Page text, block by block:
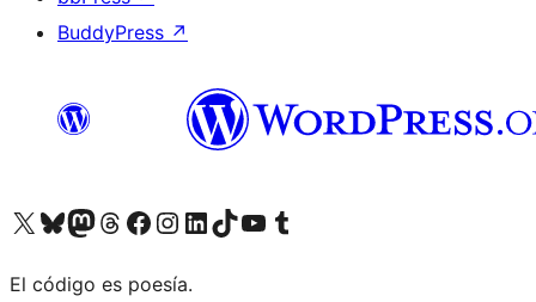
BuddyPress ↗
Visita nuestra cuenta de X (anteriormente Twitter)
Visita nuestra cuenta de Bluesky
Visita nuestra cuenta de Mastodon
Visita nuestra cuenta de Threads
Visita nuestra página de Facebook
Visita nuestra cuenta de Instagram
Visita nuestra cuenta de LinkedIn
Visita nuestra cuenta de TikTok
Visita nuestro canal de YouTube
Visita nuestra cuenta de Tumblr
El código es poesía.